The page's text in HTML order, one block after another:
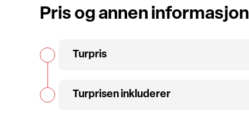
Pris og annen informasjon
Turpris
Turprisen inkluderer